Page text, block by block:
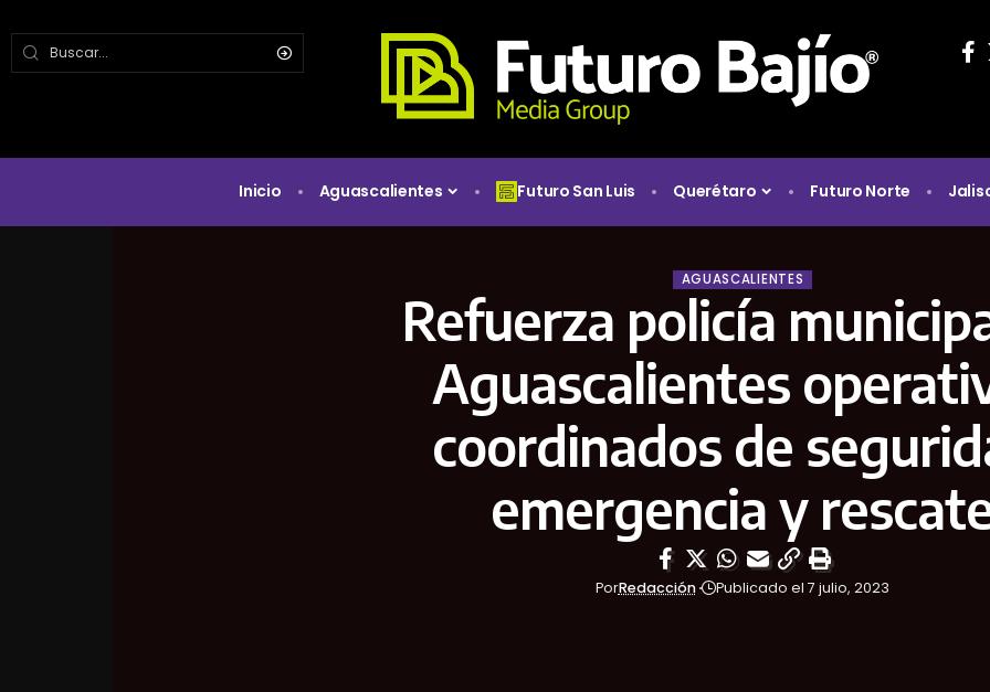
Inicio Aguascalientes Futuro San Luis Querétaro Futuro Norte
AGUASCALIENTES
Refuerza policía
Aguascalientes
coordinados de
emergencia y
PorRedacción Publicado el 7 julio, 2023